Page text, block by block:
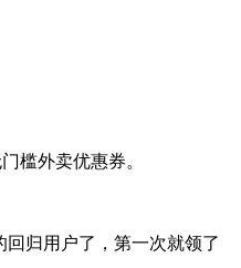
槛外卖优惠券。
归用户了，第一次就领了